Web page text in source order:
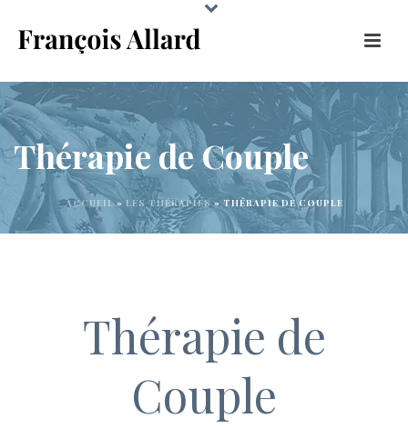
Thérapie de Couple
ACCUEIL» LES THÉRAPIES» THÉRAPIE DE COUPLE
Thérapie de
Couple